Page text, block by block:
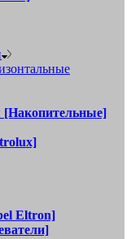
[Накопительные]
Eltron]